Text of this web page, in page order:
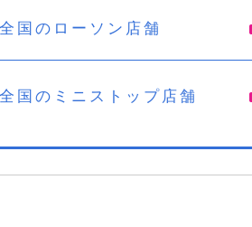
全国のローソン店舗
全国のミニストップ店舗